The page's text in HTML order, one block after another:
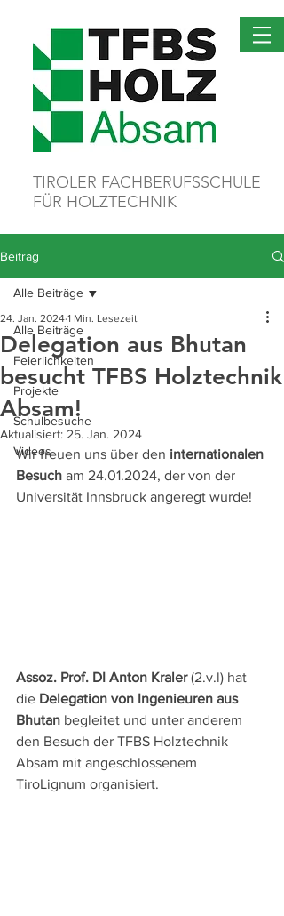
TIROLER FACHBERUFSSCHULE
FÜR HOLZTECHNIK
Beitrag
Alle Beiträge
Feierlichkeiten
Projekte
Schulbesuche
Videos
Alle Beiträge
Delegation aus Bhutan
besucht TFBS Holztechnik
Absam!
24. Jan. 2024 1 Min. Lesezeit
Aktualisiert: 25. Jan. 2024
Wir freuen uns über den internationalen
Besuch am 24.01.2024, der von der
Universität Innsbruck angeregt wurde!
Assoz. Prof. DI Anton Kraler (2.v.l) hat
die Delegation von Ingenieuren aus
Bhutan begleitet und unter anderem
den Besuch der TFBS Holztechnik
Absam mit angeschlossenem
TiroLignum organisiert.